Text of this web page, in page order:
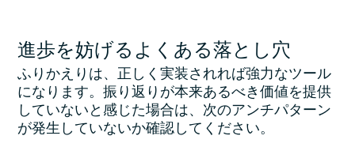
進歩を妨げるよくある落とし穴
ふりかえりは、正しく実装されれば強力なツール
になります。振り返りが本来あるべき価値を提供
していないと感じた場合は、次のアンチパターン
が発生していないか確認してください。